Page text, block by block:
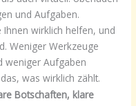
und Aufgaben.
wirklich helfen, und
Weniger Werkzeuge
weniger Aufgaben
was wirklich zählt.
Botschaften, klare